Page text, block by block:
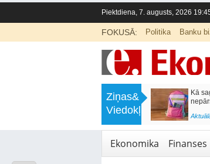
Piektdiena, 7. augusts, 2026
FOKUSĀ: Politika Banku
Ziņas&
Viedokļi
Labklājības ministrija rosina reformēt
un būtiski uzlabot vecāku pabalstu
Kā
Ekonomika Finanses